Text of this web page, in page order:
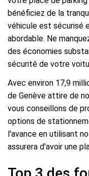
bénéficiez de la
véhicule est sécurisé
abordable. Ne
des économies
sécurité de votre
Avec environ 17,9
de Genève attire de
vous conseillons de
options de
l'avance en utilisant
assurera d'avoir une